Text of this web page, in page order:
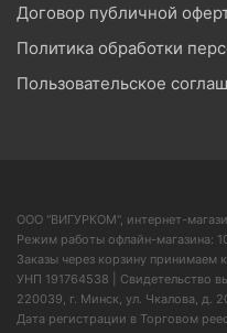
Договор публичной
Политика обработки
Пользовательское
ООО "ВИГУРКОМ", интернет-
Режим работы офлайн-магазина:
Заказы через корзину принимаем
УНП 191764538 | Свидетельство
220039, г. Минск, ул. Чкалова, д.
Дата регистрации в Торговом